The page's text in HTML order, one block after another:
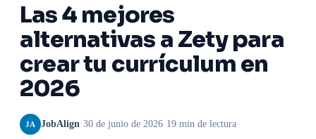
Las 4 mejores
alternativas a Zety para
crear tu currículum en
2026
JA JobAlign·30 de junio de 2026· 19 min de lectura